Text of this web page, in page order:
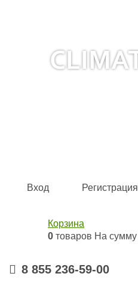
Вход Регистрация
Корзина
0 товаров На сумму
8 855 236-59-00